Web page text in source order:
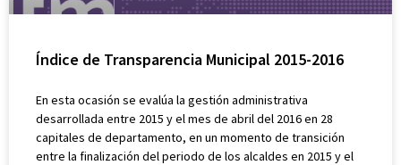
Índice de Transparencia Municipal 2015-2016
En esta ocasión se evalúa la gestión administrativa
desarrollada entre 2015 y el mes de abril del 2016 en 28
capitales de departamento, en un momento de transición
entre la finalización del periodo de los alcaldes en 2015 y el